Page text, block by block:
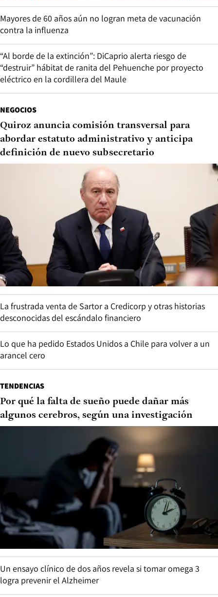
Mayores de 60 años aún no logran meta de vacunación
contra la influenza
“Al borde de la extinción”: DiCaprio alerta riesgo de
“destruir” hábitat de ranita del Pehuenche por proyecto
eléctrico en la cordillera del Maule
NEGOCIOS
Quiroz anuncia comisión transversal para
abordar estatuto administrativo y anticipa
definición de nuevo subsecretario
La frustrada venta de Sartor a Credicorp y otras historias
desconocidas del escándalo financiero
Lo que ha pedido Estados Unidos a Chile para volver a un
arancel cero
TENDENCIAS
Por qué la falta de sueño puede dañar más
algunos cerebros, según una investigación
Un ensayo clínico de dos años revela si tomar omega 3
logra prevenir el Alzheimer